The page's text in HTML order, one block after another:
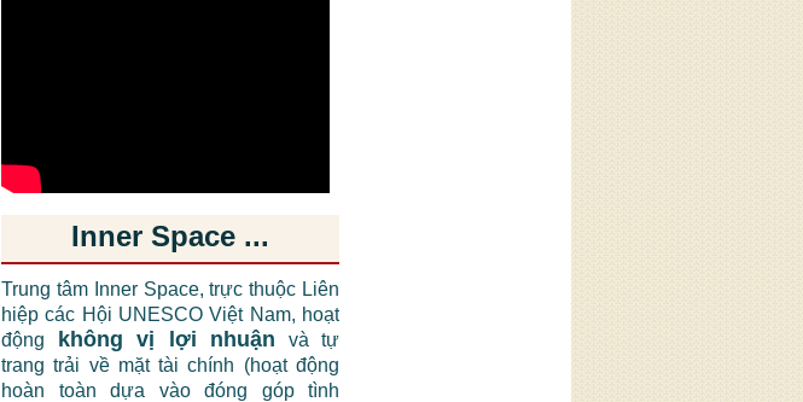
Inner Space ...
Trung tâm Inner Space, trực thuộc Liên
hiệp các Hội UNESCO Việt Nam, hoạt
động
không vị lợi nhuận và tự
trang trải về mặt tài chính (hoạt động
hoàn toàn dựa vào đóng góp tình